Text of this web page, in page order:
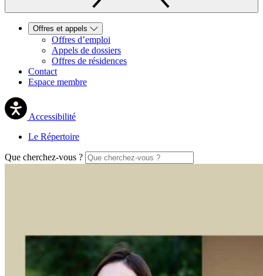
Offres et appels
Offres d’emploi
Appels de dossiers
Offres de résidences
Contact
Espace membre
Accessibilité
Le Répertoire
Que cherchez-vous ?